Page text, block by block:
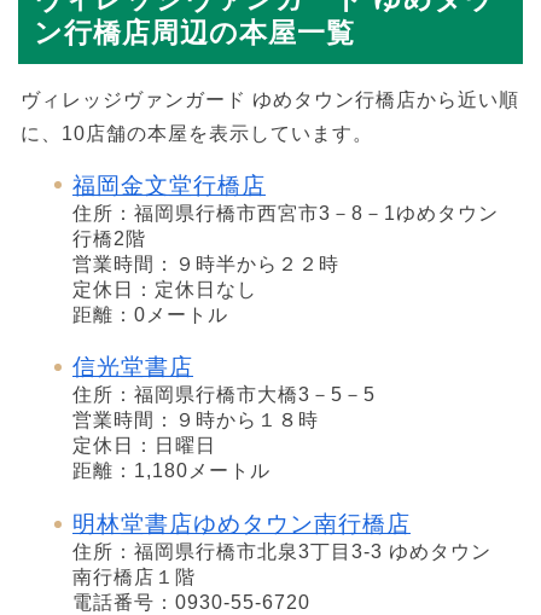
ン行橋店周辺の本屋一覧
ヴィレッジヴァンガード ゆめタウン行橋店から近い順
に、10店舗の本屋を表示しています。
福岡金文堂行橋店
住所：福岡県行橋市西宮市3－8－1ゆめタウン
行橋2階
営業時間：９時半から２２時
定休日：定休日なし
距離：0メートル
信光堂書店
住所：福岡県行橋市大橋3－5－5
営業時間：９時から１８時
定休日：日曜日
距離：1,180メートル
明林堂書店ゆめタウン南行橋店
住所：福岡県行橋市北泉3丁目3-3 ゆめタウン
南行橋店１階
電話番号：0930-55-6720